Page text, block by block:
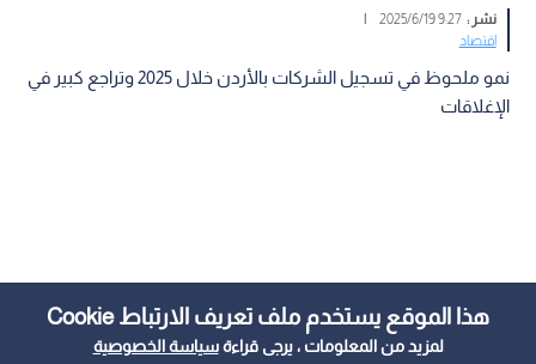
هذا الموقع يستخدم ملف تعريف الارتباط Cookie
لمزيد من المعلومات ، يرجى قراءةسياسة الخصوصية
نشر :9:27 2025/6/19
|
اقتصاد
نمو ملحوظ في تسجيل الشركات بالأردن خلال 2025 وتراجع كبير في
الإغلاقات